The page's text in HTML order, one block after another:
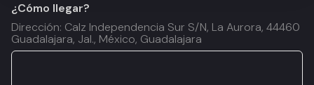
¿Cómo llegar?
Dirección: Calz Independencia Sur S/N, La Aurora, 44460
Guadalajara, Jal., México, Guadalajara